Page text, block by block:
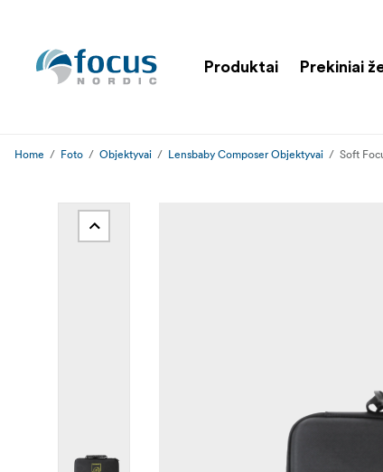
Produktai Prekiniai
Home Foto Objektyvai Lensbaby Composer Objektyvai Soft